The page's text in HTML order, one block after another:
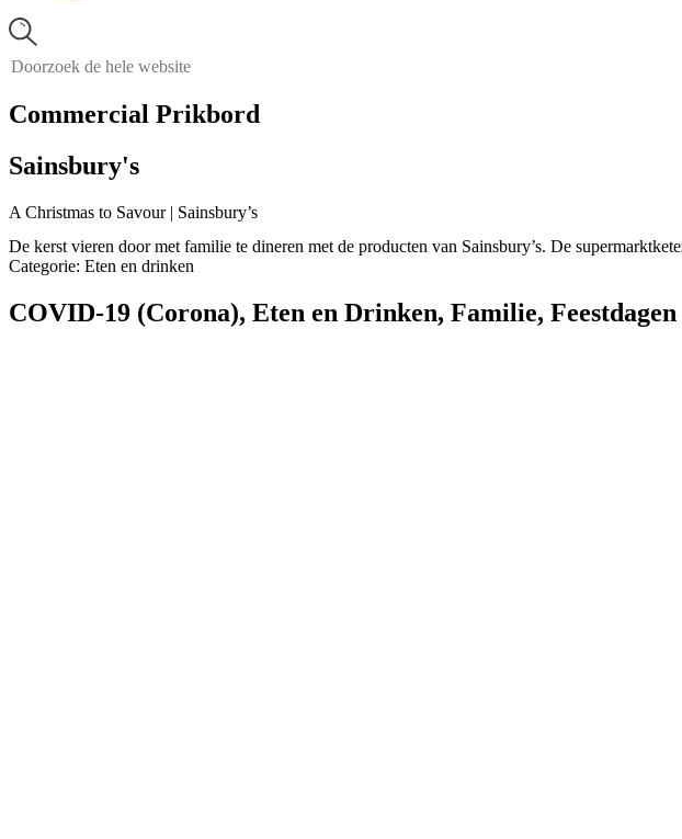
Commercial Prikbord
Sainsbury's
A Christmas to Savour | Sainsbury’s
De kerst vieren door met familie te dineren met de producten van Sainsbury’s. De
Categorie: Eten en drinken
COVID-19 (Corona), Eten en Drinken, Familie,